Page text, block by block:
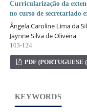
Curricularização da
no curso de secretariado
Ângela Caroline Lima da
Jaynne Silva de Oliveira
103-124
PDF (PORTUGUESE
KEYWORDS